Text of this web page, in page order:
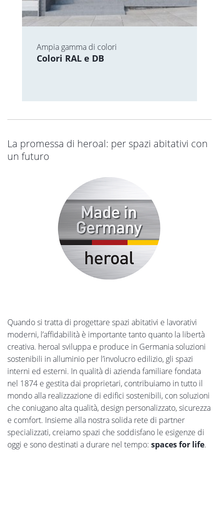
Ampia gamma di colori
Colori RAL e DB
La promessa di heroal: per spazi abitativi con
un futuro
Quando si tratta di progettare spazi abitativi e lavorativi
moderni, l’affidabilità è importante tanto quanto la libertà
creativa. heroal sviluppa e produce in Germania soluzioni
sostenibili in alluminio per l’involucro edilizio, gli spazi
interni ed esterni. In qualità di azienda familiare fondata
nel 1874 e gestita dai proprietari, contribuiamo in tutto il
mondo alla realizzazione di edifici sostenibili, con soluzioni
che coniugano alta qualità, design personalizzato, sicurezza
e comfort. Insieme alla nostra solida rete di partner
specializzati, creiamo spazi che soddisfano le esigenze di
oggi e sono destinati a durare nel tempo: spaces for life.